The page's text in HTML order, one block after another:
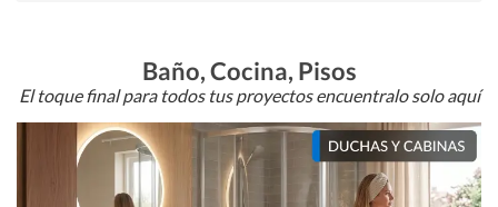
Baño, Cocina, Pisos
El toque final para todos tus proyectos encuentralo solo aquí